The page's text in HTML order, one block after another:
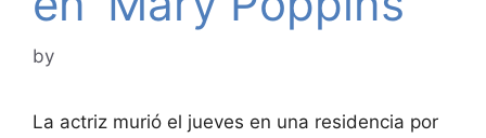
by
La actriz murió el jueves en una residencia por